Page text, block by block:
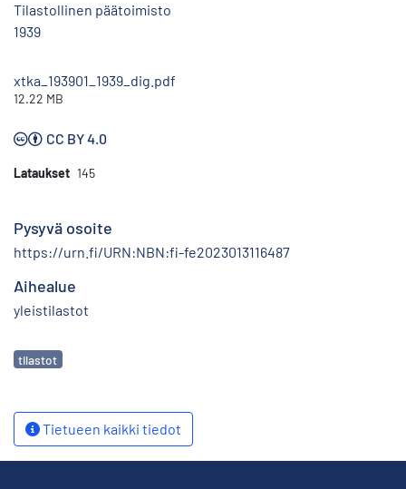
Tilastollinen päätoimisto
1939
xtka_193901_1939_dig.pdf
12.22 MB
CC BY 4.0
Lataukset 145
Pysyvä osoite
https://urn.fi/URN:NBN:fi-fe2023013116487
Aihealue
yleistilastot
Avainsanat
tilastot
Tietueen kaikki tiedot